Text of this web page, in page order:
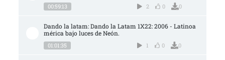
00:59:13 2 0 0
Dando la latam: Dando la Latam 1X22: 2006 - Latinoa
mérica bajo luces de Neón.
01:01:35 1 0 0